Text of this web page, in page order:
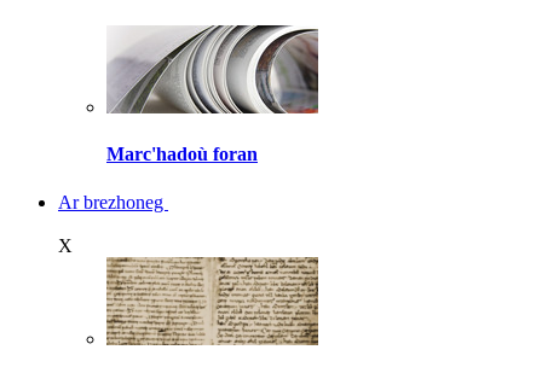
Marc'hadoù foran
Ar brezhoneg
X